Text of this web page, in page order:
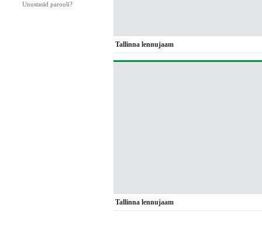
Unustasid parooli?
Tallinna lennujaam
Tallinna lennujaam